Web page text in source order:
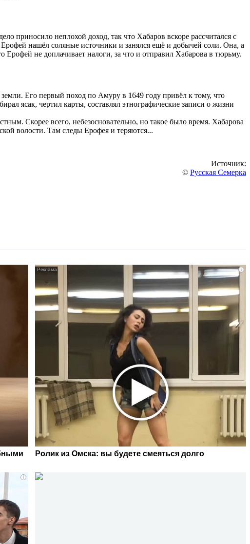
приносило неплохой доход, так что Хабаров вскоре рассчитался с
нашёл соляные источники и занялся ещё и добычей соли. Она, а
не доплачивает налоги, за что и отправил Хабарова в тюрьму.
Его первый поход по Амуру в 1649 году привёл к тому, что
ясак, чертил карты, составлял этнографические записи о жизни
Скорее всего, небезосновательно, но такое было время. Хабарова
волости. Там следы Ерофея и теряются...
Источник:
© Русская Семерка
i
Ролик из Омска: вы будете смеяться долго
i